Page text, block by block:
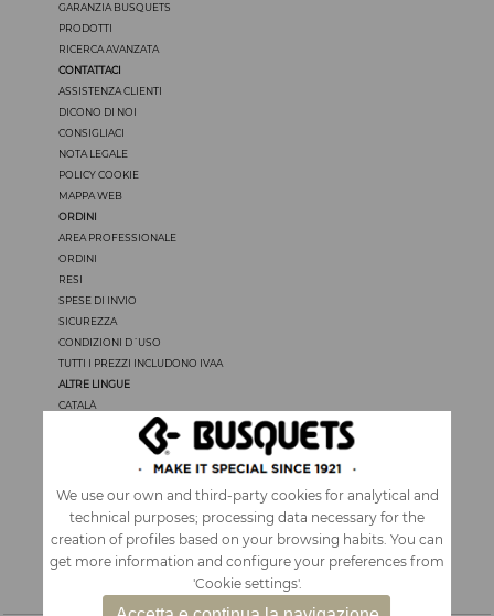
We use our own and third-party cookies for analytical and
technical purposes; processing data necessary for the
creation of profiles based on your browsing habits. You can
get more information and configure your preferences from
'Cookie settings'.
GARANZIA BUSQUETS
PRODOTTI
RICERCA AVANZATA
CONTATTACI
ASSISTENZA CLIENTI
DICONO DI NOI
CONSIGLIACI
NOTA LEGALE
POLICY COOKIE
MAPPA WEB
ORDINI
AREA PROFESSIONALE
ORDINI
RESI
SPESE DI INVIO
SICUREZZA
CONDIZIONI D´USO
TUTTI I PREZZI INCLUDONO IVAA
ALTRE LINGUE
CATALÀ
PORTUGUÊS